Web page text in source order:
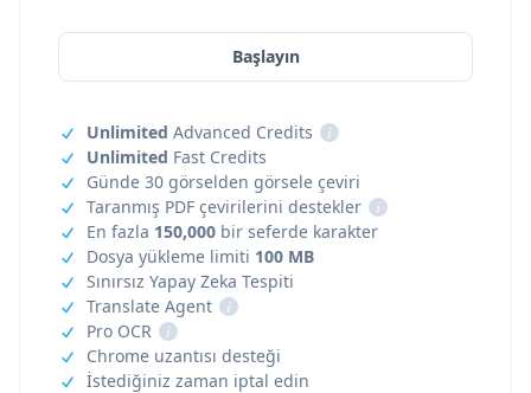
Başlayın
Unlimited Advanced Credits
i
Unlimited Fast Credits
Günde 30 görselden görsele çeviri
Taranmış PDF çevirilerini destekler
i
En fazla 150,000 bir seferde karakter
Dosya yükleme limiti 100 MB
Sınırsız Yapay Zeka Tespiti
Translate Agent
i
Pro OCR
i
Chrome uzantısı desteği
İstediğiniz zaman iptal edin